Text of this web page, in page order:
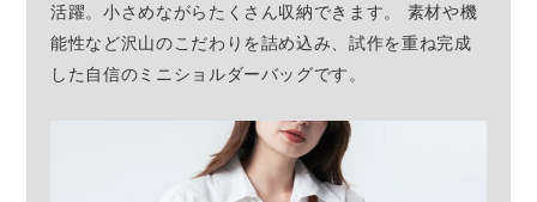
活躍。小さめながらたくさん収納できます。 素材や機
能性など沢山のこだわりを詰め込み、試作を重ね完成
した自信のミニショルダーバッグです。